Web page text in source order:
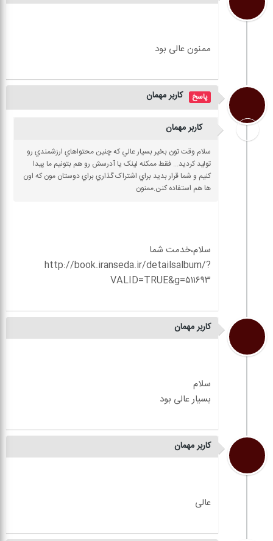
کاربر مهمان
کاربر مهمان
سلام وقت تون بخير بسيار عالي که چنين محتواهاي ارزشمندي رو
توليد کرديد... فقط ممکنه لينک يا آدرسش رو هم بتونيم ما پيدا
کنيم و شما قرار بديد براي اشتراک گذاري براي دوستان مون که اون
ها هم استفاده کنن.ممنون
http://book.iranseda.ir/detailsalbum/?
کاربر مهمان
کاربر مهمان